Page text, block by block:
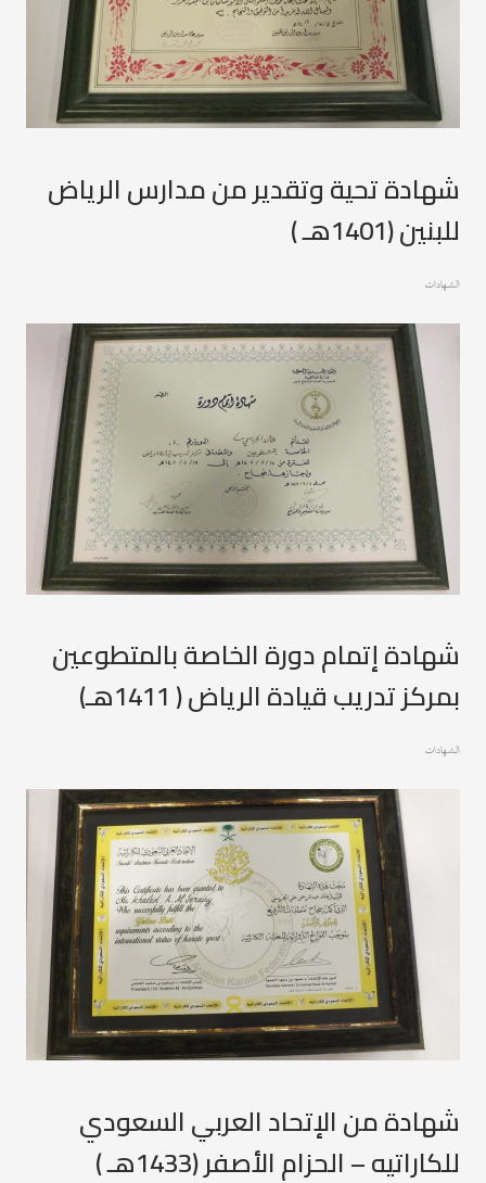
شهادة تحية وتقدير من مدارس الرياض
للبنين (1401هـ )
الشهادات
شهادة إتمام دورة الخاصة بالمتطوعين
بمركز تدريب قيادة الرياض ( 1411هـ)
الشهادات
شهادة من الإتحاد العربي السعودي
للكاراتيه – الحزام الأصفر (1433هـ )